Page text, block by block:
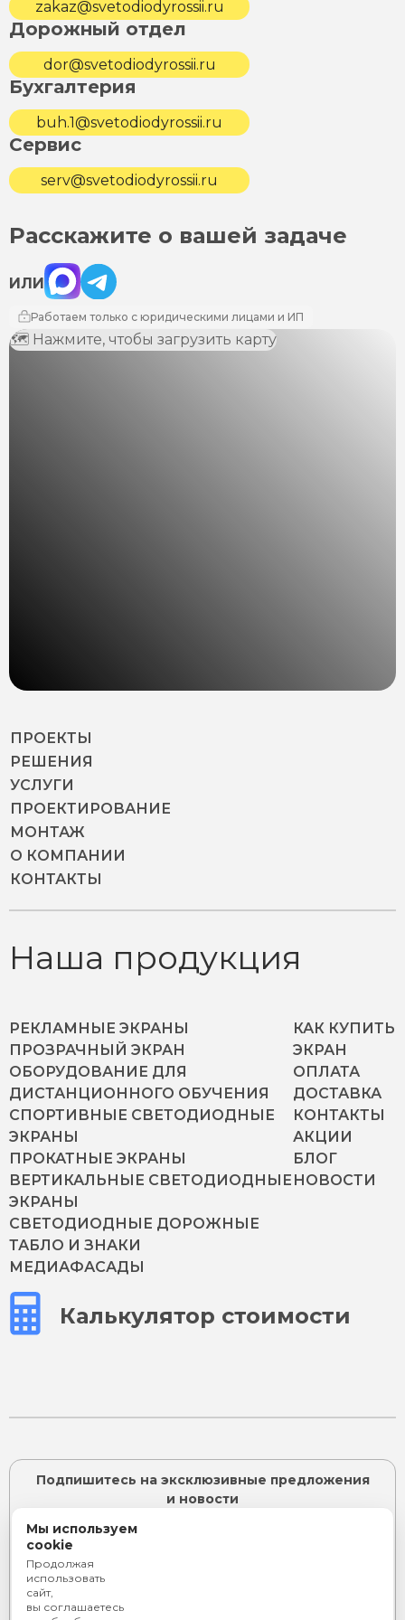
zakaz@svetodiodyrossii.ru
Дорожный отдел
dor@svetodiodyrossii.ru
Бухгалтерия
buh.1@svetodiodyrossii.ru
Сервис
serv@svetodiodyrossii.ru
Расскажите о вашей задаче
ИЛИ
Max Telegram
Работаем только с юридическими лицами и ИП
🗺 Нажмите, чтобы загрузить карту
ПРОЕКТЫ
РЕШЕНИЯ
УСЛУГИ
ПРОЕКТИРОВАНИЕ
МОНТАЖ
О КОМПАНИИ
КОНТАКТЫ
Наша продукция
РЕКЛАМНЫЕ ЭКРАНЫ
ПРОЗРАЧНЫЙ ЭКРАН
ОБОРУДОВАНИЕ ДЛЯ
ДИСТАНЦИОННОГО ОБУЧЕНИЯ
СПОРТИВНЫЕ СВЕТОДИОДНЫЕ
ЭКРАНЫ
ПРОКАТНЫЕ ЭКРАНЫ
ВЕРТИКАЛЬНЫЕ СВЕТОДИОДНЫЕ
ЭКРАНЫ
СВЕТОДИОДНЫЕ ДОРОЖНЫЕ
ТАБЛО И ЗНАКИ
МЕДИАФАСАДЫ
КАК КУПИТЬ
ЭКРАН
ОПЛАТА
ДОСТАВКА
КОНТАКТЫ
АКЦИИ
БЛОГ
НОВОСТИ
Калькулятор стоимости
Подпишитесь на эксклюзивные предложения
и новости
Я согласен с
согласие наобработку персональных данных
Мы используем
cookie
Продолжая
использовать
сайт,
вы соглашаетесь